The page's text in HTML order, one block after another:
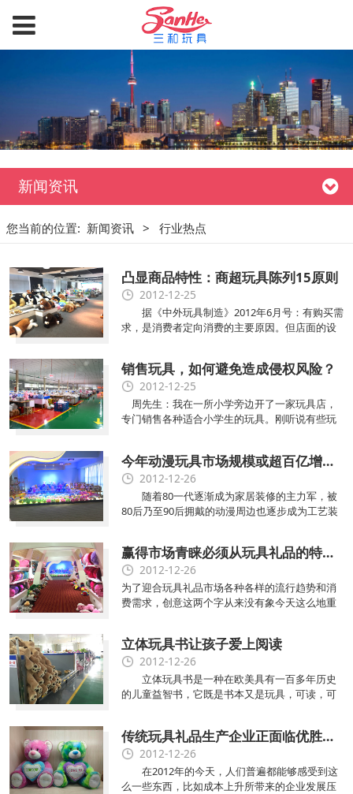
新闻资讯
您当前的位置: 新闻资讯 > 行业热点
凸显商品特性：商超玩具陈列15原则
2012-12-25
据《中外玩具制造》2012年6月号：有购买需
求，是消费者定向消费的主要原因。但店面的设
销售玩具，如何避免造成侵权风险？
2012-12-25
周先生：我在一所小学旁边开了一家玩具店，
专门销售各种适合小学生的玩具。刚听说有些玩
解该如何避免这种情况。
今年动漫玩具市场规模或超百亿增速放缓
2012-12-26
随着80一代逐渐成为家居装修的主力军，被
80后乃至90后拥戴的动漫周边也逐步成为工艺装
显示，2011年中国动漫玩具市场规模已经达到93
亿元，较2010年增长17.7，五年来一直保持稳定
增长态势，但是增长速度逐年放缓;预计2012年中
国动漫玩具市场规模将达到109亿元。
赢得市场青睐必须从玩具礼品的特色入手
2012-12-26
为了迎合玩具礼品市场各种各样的流行趋势和消
费需求，创意这两个字从来没有象今天这么地重
期除了跟节日有关，其实跟产品本身也是分不
开。一位江苏省赣榆县专门从事玩具制造生产的
负责人表示说，我县圣诞玩具订单2012年跟往年
是差不多的，每一年在圣诞前两个月开始，玩具
立体玩具书让孩子爱上阅读
2012-12-26
立体玩具书是一种在欧美具有一百多年历史
的儿童益智书，它既是书本又是玩具，可读，可
了三度立体的空间，美妙的艺术美感，视觉图像
让幼儿在翻开书本的瞬间，立刻会体验到不同的
造型设计跃然纸上，提供了一个让幼儿可以动手
去玩的对象，创造了一个玩中学，学中玩的立体
传统玩具礼品生产企业正面临优胜劣汰
2012-12-26
在2012年的今天，人们普遍都能够感受到这
么一些东西，比如成本上升所带来的企业发展压